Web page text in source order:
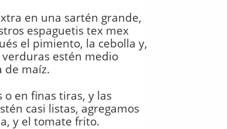
en una sartén grande,
espaguetis tex mex
el pimiento, la cebolla y,
estén medio
de maíz.
en finas tiras, y las
casi listas, agregamos
y el tomate frito.